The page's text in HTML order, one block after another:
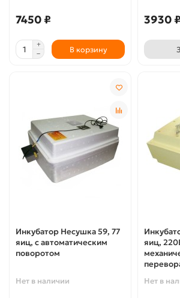
7450 ₽
В корзину
3930 ₽
Инкубатор Несушка 59, 77
яиц, с автоматическим
поворотом
Нет в наличии
яиц,
Нет в